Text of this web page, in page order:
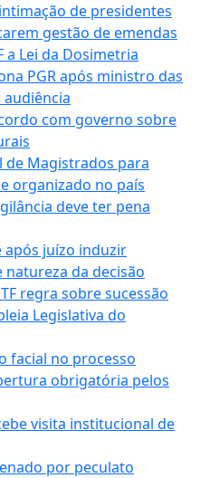
de presidentes
gestão de emendas
a Lei da Dosimetria
PGR após ministro das
audiência
com governo sobre
de Magistrados para
organizado no país
deve ter pena
após juízo induzir
da decisão
regra sobre sucessão
Legislativa do
facial no processo
obrigatória pelos
visita institucional de
por peculato